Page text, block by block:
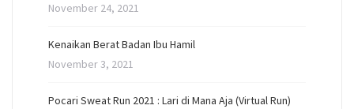
November 24, 2021
Kenaikan Berat Badan Ibu Hamil
November 3, 2021
Pocari Sweat Run 2021 : Lari di Mana Aja (Virtual Run)